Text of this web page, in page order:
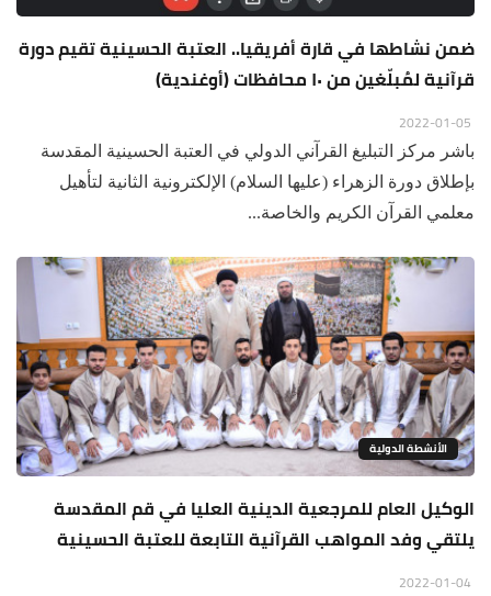
ضمن نشاطها في قارة أفريقيا.. العتبة الحسينية تقيم دورة
قرآنية لمُبلّغين من ١٠ محافظات (أوغندية)
باشر مركز التبليغ القرآني الدولي في العتبة الحسينية المقدسة
بإطلاق دورة الزهراء (عليها السلام) الإلكترونية الثانية لتأهيل
معلمي القرآن الكريم والخاصة...
الأنشطة الدولية
الوكيل العام للمرجعية الدينية العليا في قم المقدسة
يلتقي وفد المواهب القرآنية التابعة للعتبة الحسينية